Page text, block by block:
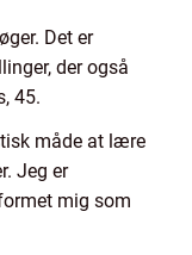
Det er
der også
45.
måde at lære
Jeg er
mig som